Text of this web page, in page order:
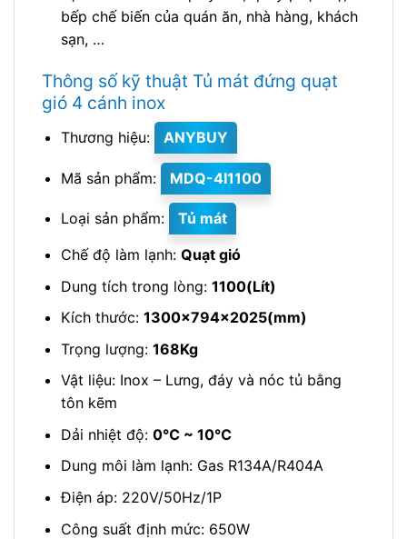
bếp chế biến của quán ăn, nhà hàng, khách
sạn, …
Thông số kỹ thuật Tủ mát đứng quạt
gió 4 cánh inox
Thương hiệu: ANYBUY
Mã sản phẩm: MDQ-4I1100
Loại sản phẩm:
Tủ mát
Chế độ làm lạnh: Quạt gió
Dung tích trong lòng: 1100(Lít)
Kích thước: 1300x794x2025(mm)
Trọng lượng: 168Kg
Vật liệu: Inox – Lưng, đáy và nóc tủ bằng
tôn kẽm
Dải nhiệt độ: 0℃ ~ 10℃
Dung môi làm lạnh: Gas R134A/R404A
Điện áp: 220V/50Hz/1P
Công suất định mức: 650W